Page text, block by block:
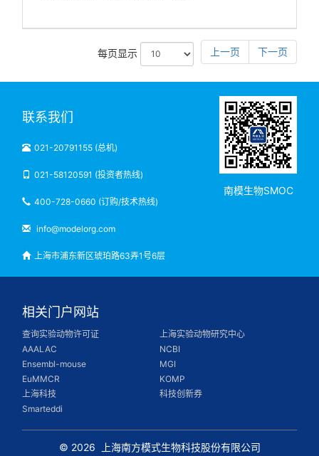
每页显示 上一页 下一页
联系我们
021-20791155 (总机)
021-58120591 (投资者热线)
400-728-0660 (订购/技术热线)
info@modelorg.com
上海市浦东新区琥珀路63弄1号6层
南模生物SMOC
相关门户网站
查询实验动物许可证
上海实验动物研究中心
AAALAC
NCBI
Ensembl-mouse
MGI
EuMMCR
KOMP
上海科技
科技创新券
Smarteddi
© 2026 上海南方模式生物科技股份有限公司